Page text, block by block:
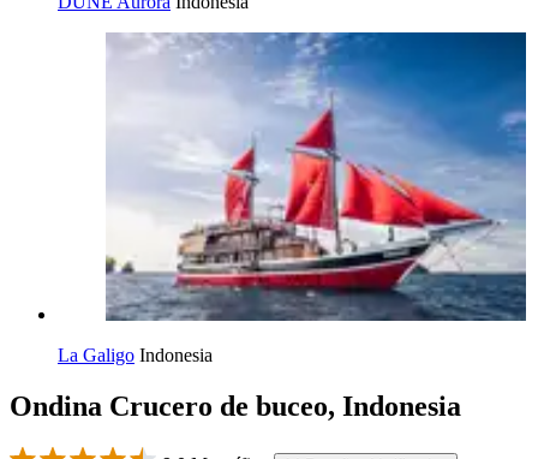
La Galigo Indonesia
Ondina Crucero de buceo, Indonesia